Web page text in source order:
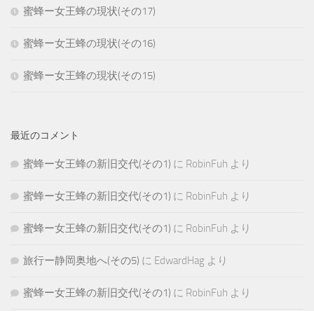
蜜蜂ー女王蜂の現状(その17)
蜜蜂ー女王蜂の現状(その16)
蜜蜂ー女王蜂の現状(その15)
最近のコメント
蜜蜂ー女王蜂の新旧交代(その1) に RobinFuh より
蜜蜂ー女王蜂の新旧交代(その1) に RobinFuh より
蜜蜂ー女王蜂の新旧交代(その1) に RobinFuh より
旅行ー静岡奥地へ(その5) に EdwardHag より
蜜蜂ー女王蜂の新旧交代(その1) に RobinFuh より